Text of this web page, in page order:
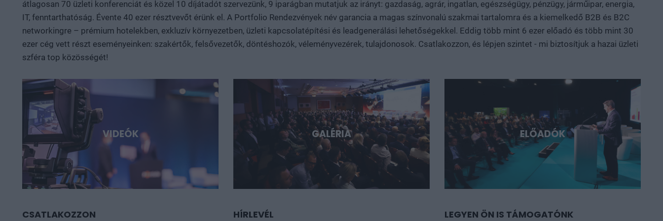
és dual-use fejlesztésekről. Konkrét esettanulmányokon keresztül mutatjuk meg, hol körvonalazódnak a következő
nagy technológiai lehetőségek, és milyen szerepet vállalhat bennük Magyarország és a régió. Deep Tech 2026.
Döntéshozói fórum azoknak, akik időben akarnak bekapcsolódni, a következő évtizedek legfontosabb technológiai
sztorijaiba.
átlagosan 70 üzleti konferenciát és közel 10 díjátadót szervezünk, 9 iparágban mutatjuk az irányt: gazdaság, agrár, ingatlan, egészségügy, pénzügy, járműipar, energia,
IT, fenntarthatóság. Évente 40 ezer résztvevőt érünk el. A Portfolio Rendezvények név garancia a magas színvonalú szakmai tartalomra és a kiemelkedő B2B és B2C
networkingre – prémium hotelekben, exkluzív környezetben, üzleti kapcsolatépítési és leadgenerálási lehetőségekkel. Eddig több mint 6 ezer előadó és több mint 30
ezer cég vett részt eseményeinken: szakértők, felsővezetők, döntéshozók, véleményvezérek, tulajdonosok. Csatlakozzon, és lépjen szintet - mi biztosítjuk a hazai üzleti
szféra top közösségét!
VIDEÓK GALÉRIA ELŐADÓK
CSATLAKOZZON HÍRLEVÉL LEGYEN ÖN IS TÁMOGATÓNK